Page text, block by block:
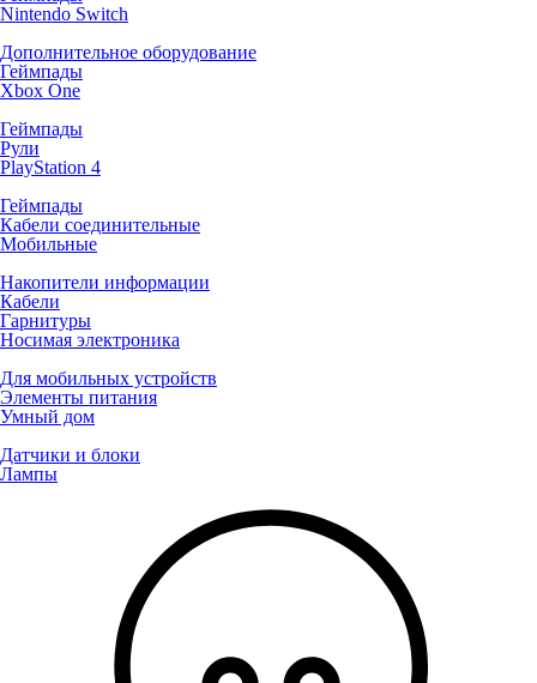
Nintendo Switch
Дополнительное оборудование
Геймпады
Xbox One
Геймпады
Рули
PlayStation 4
Геймпады
Кабели соединительные
Мобильные
Накопители информации
Кабели
Гарнитуры
Носимая электроника
Для мобильных устройств
Элементы питания
Умный дом
Датчики и блоки
Лампы